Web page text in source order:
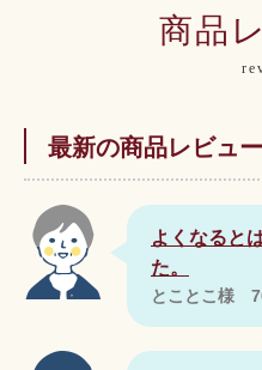
商品
最新の商品レビュー
よくなると
た。
とことこ様